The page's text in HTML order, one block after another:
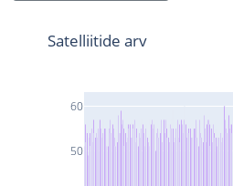
50
60
Satelliitide arv